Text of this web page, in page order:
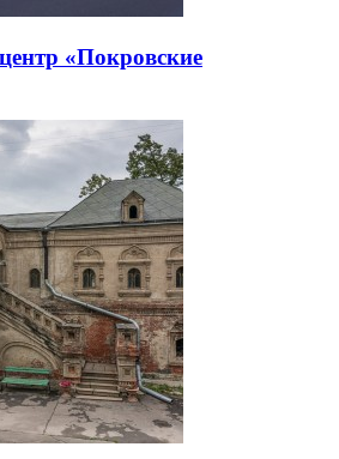
«Покровские